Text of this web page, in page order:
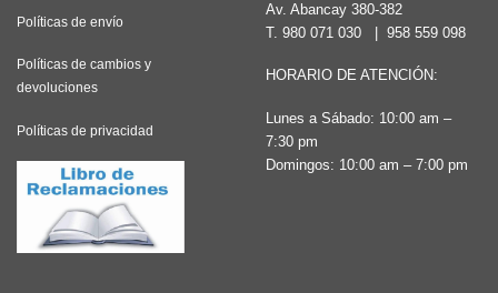
Políticas de envío
Políticas de cambios y
devoluciones
Políticas de privacidad
Av. Abancay 380-382
T. 980 071 030 958 559 098
HORARIO DE ATENCIÓN:
Lunes a Sábado: 10:00 am –
7:30 pm
Domingos: 10:00 am – 7:00 pm